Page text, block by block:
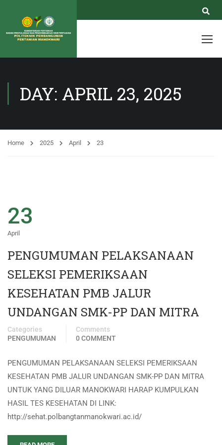
DAY: APRIL 23, 2025
Home 2025 April 23
23
April
PENGUMUMAN PELAKSANAAN
SELEKSI PEMERIKSAAN
KESEHATAN PMB JALUR
UNDANGAN SMK-PP DAN MITRA
Categories
PENGUMUMAN
Comments
0 COMMENT
PENGUMUMAN PELAKSANAAN SELEKSI PEMERIKSAAN
KESEHATAN PMB JALUR UNDANGAN SMK-PP DAN MITRA
UNTUK YANG DILUAR MANOKWARI HARAP KUMPULKAN
HASIL TES KESEHATAN DI LINK:
http://sehat.polbangtanmanokwari.ac.id/